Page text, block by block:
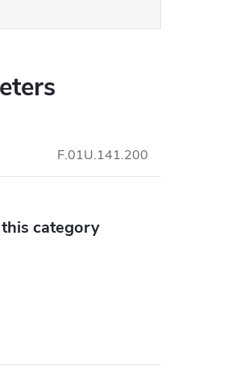
F.01U.141.200
category